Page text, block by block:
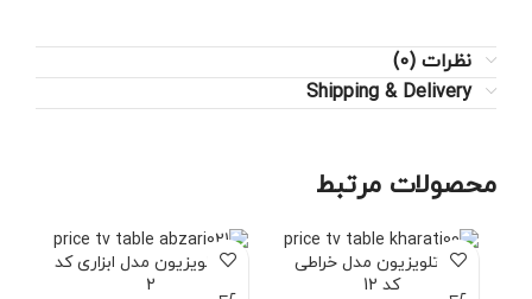
نظرات (0)
Shipping & Delivery
محصولات مرتبط
میز تلویزیون مدل خراطی
کد 12
میز تلویزیون مدل ابزاری کد
2